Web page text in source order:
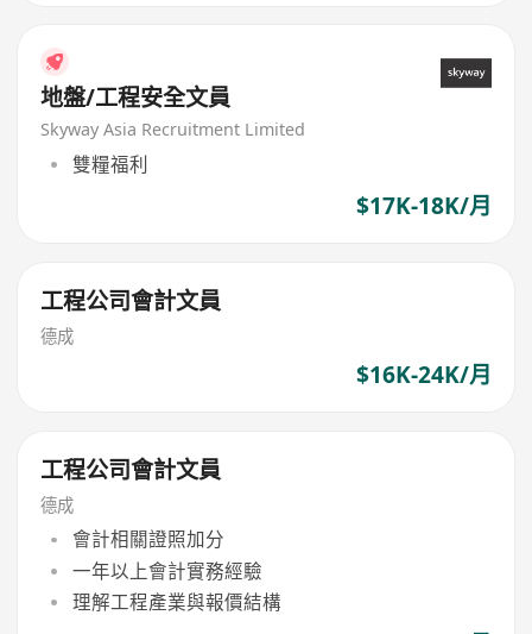
地盤/工程安全文員
Skyway Asia Recruitment Limited
雙糧福利
$17K-18K/月
工程公司會計文員
德成
$16K-24K/月
工程公司會計文員
德成
會計相關證照加分
一年以上會計實務經驗
理解工程產業與報價結構